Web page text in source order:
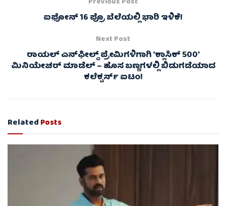
ಐಫೋನ್ 16 ಪ್ರೊ ಬೆಲೆಯಲ್ಲಿ ಭಾರಿ ಇಳಿಕೆ!
Next Post
ರಾಯಲ್ ಎನ್‌ಫೀಲ್ಡ್ ಪ್ರೇಮಿಗಳಿಗಾಗಿ ‘ಕ್ಲಾಸಿಕ್ 500’
ಮಿನಿಯೇಚರ್ ಮಾಡೆಲ್ – ಹೊಸ ಬಣ್ಣಗಳಲ್ಲಿ ಬಿಡುಗಡೆಯಾದ
ಕಲೆಕ್ಟರ್ಸ್ ಐಟಂ!
RelatedPosts